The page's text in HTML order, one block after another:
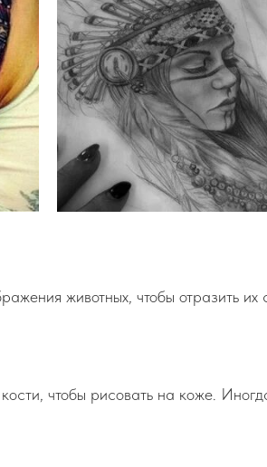
животных, чтобы отразить их
чтобы рисовать на коже.